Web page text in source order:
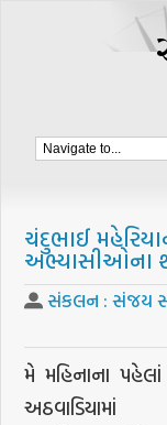
ચંદુભાઈ
અભ્યાસીઓના
સંકલન : સંજય
મે મહિનાના પહેલાં
અઠવાડિયામાં